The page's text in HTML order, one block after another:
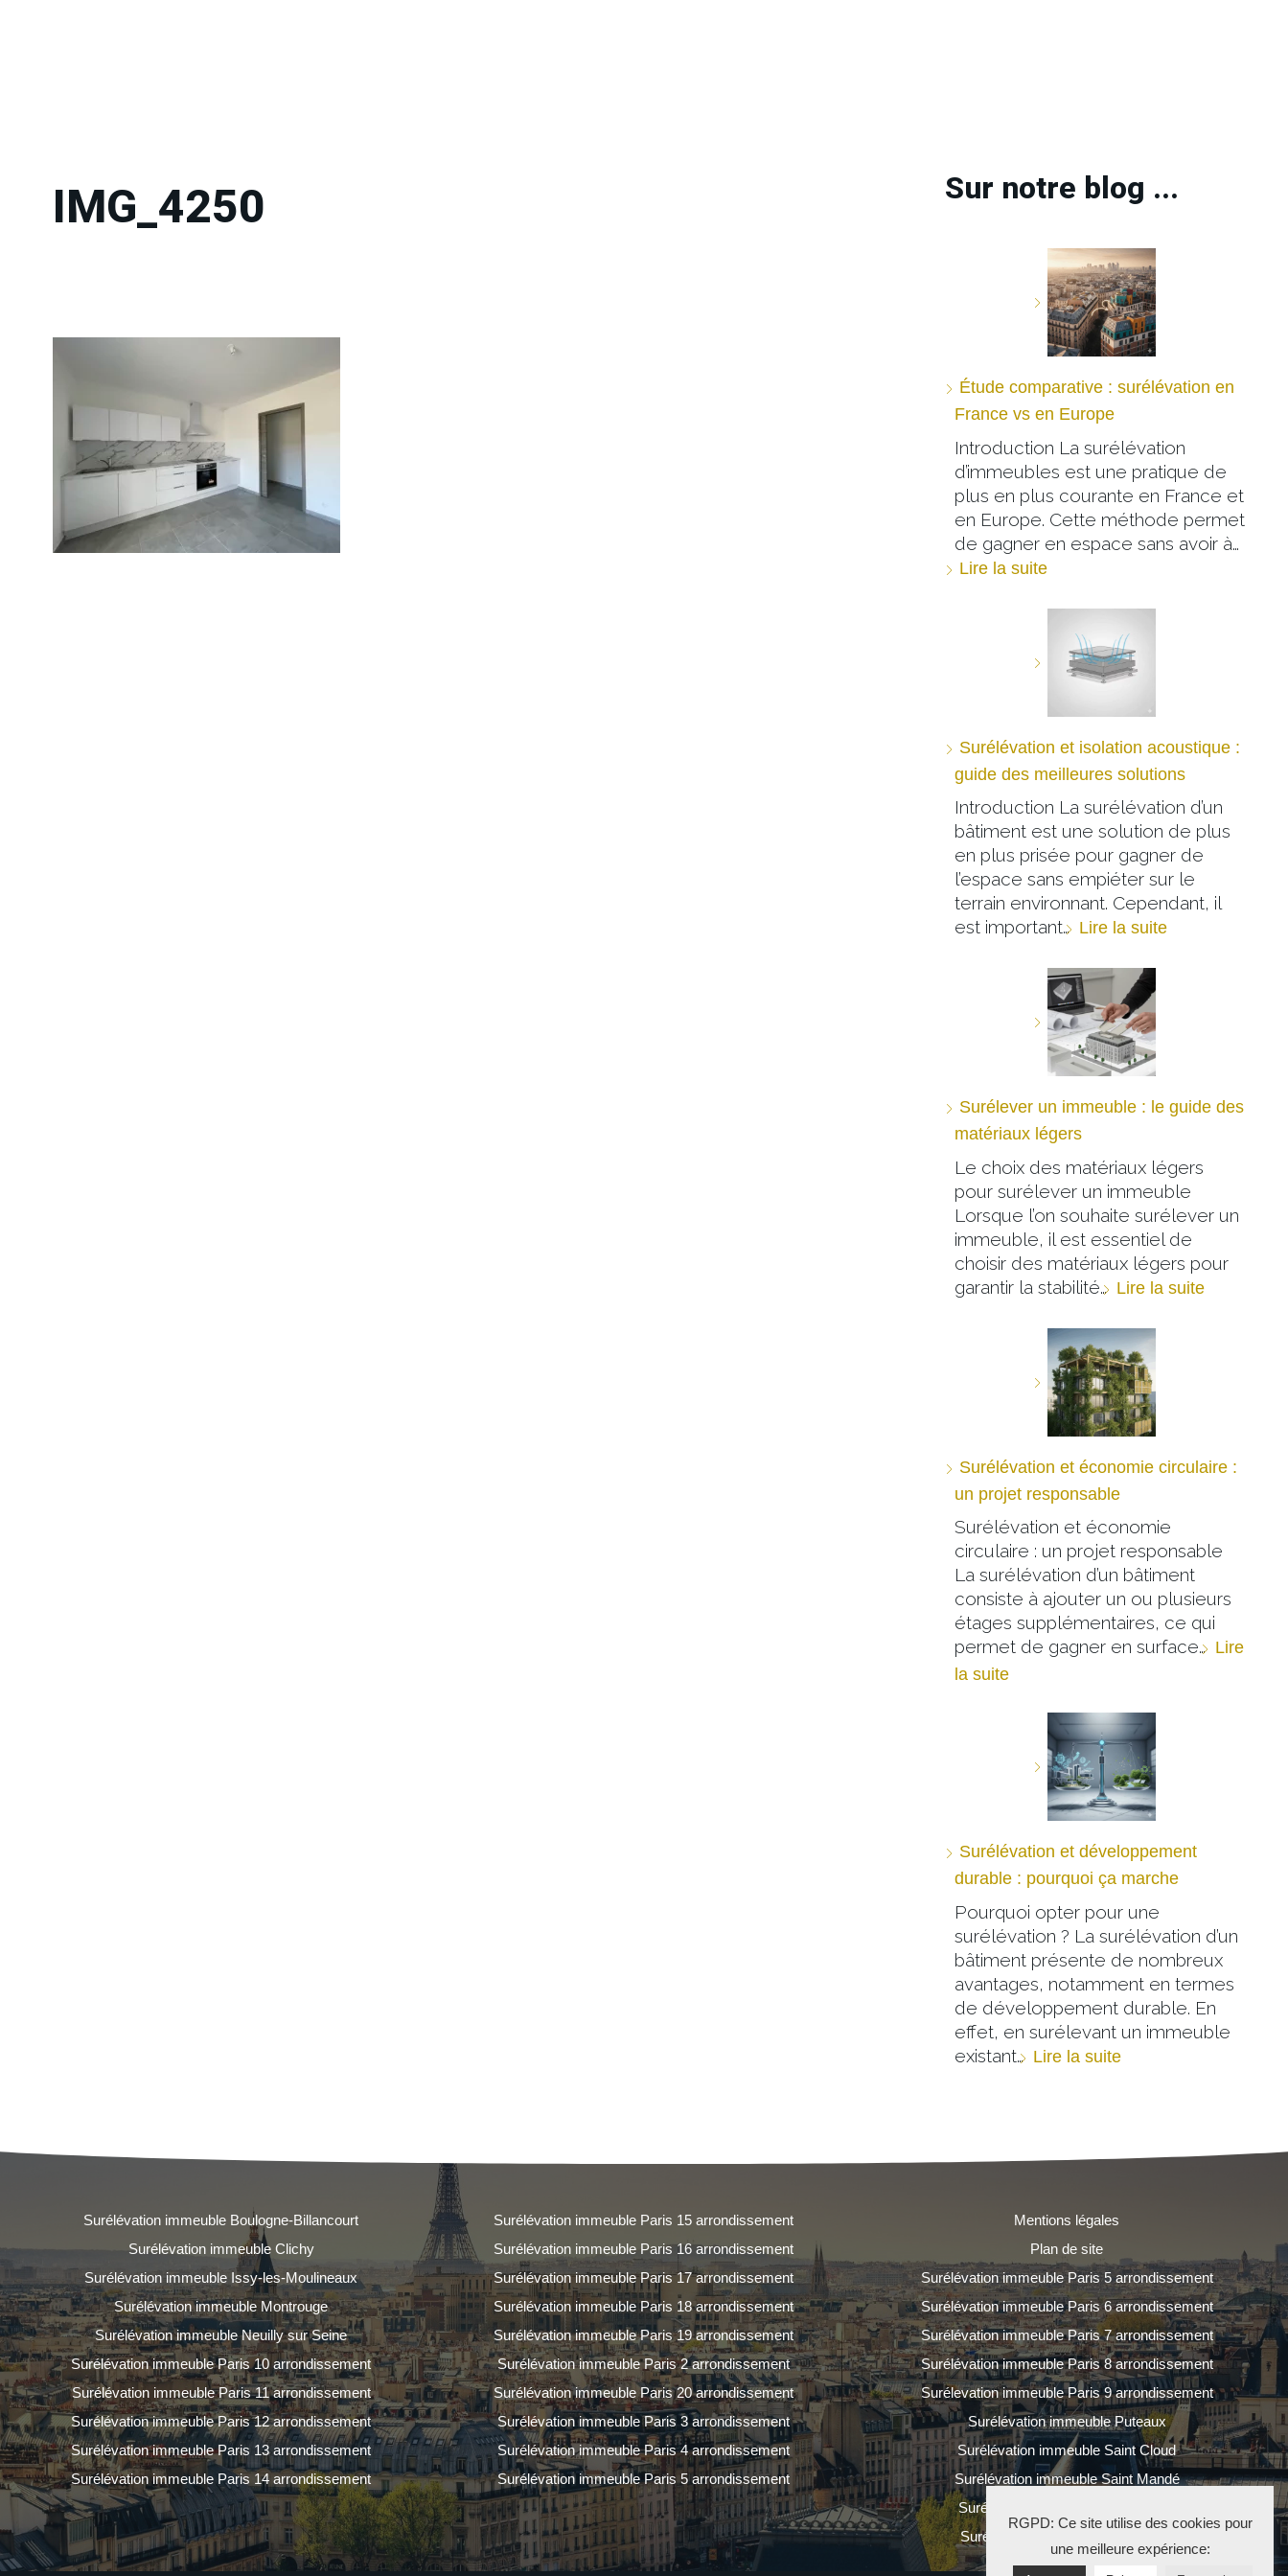
IMG_4250 Sur notre blog ...
Étude comparative : surélévation en
France vs en Europe
Introduction La surélévation
d’immeubles est une pratique de
plus en plus courante en France et
en Europe. Cette méthode permet
de gagner en espace sans avoir à…
Lire la suite
Surélévation et isolation acoustique :
guide des meilleures solutions
Introduction La surélévation d’un
bâtiment est une solution de plus
en plus prisée pour gagner de
l’espace sans empiéter sur le
terrain environnant. Cependant, il
est important… Lire la suite
Surélever un immeuble : le guide des
matériaux légers
Le choix des matériaux légers
pour surélever un immeuble
Lorsque l’on souhaite surélever un
immeuble, il est essentiel de
choisir des matériaux légers pour
garantir la stabilité… Lire la suite
Surélévation et économie circulaire :
un projet responsable
Surélévation et économie
circulaire : un projet responsable
La surélévation d’un bâtiment
consiste à ajouter un ou plusieurs
étages supplémentaires, ce qui
permet de gagner en surface… Lire
la suite
Surélévation et développement
durable : pourquoi ça marche
Pourquoi opter pour une
surélévation ? La surélévation d’un
bâtiment présente de nombreux
avantages, notamment en termes
de développement durable. En
effet, en surélevant un immeuble
existant… Lire la suite
Surélévation immeuble Boulogne-Billancourt
Surélévation immeuble Clichy
Surélévation immeuble Issy-les-Moulineaux
Surélévation immeuble Montrouge
Surélévation immeuble Neuilly sur Seine
Surélévation immeuble Paris 10 arrondissement
Surélévation immeuble Paris 11 arrondissement
Surélévation immeuble Paris 12 arrondissement
Surélévation immeuble Paris 13 arrondissement
Surélévation immeuble Paris 14 arrondissement
Surélévation immeuble Paris 15 arrondissement
Surélévation immeuble Paris 16 arrondissement
Surélévation immeuble Paris 17 arrondissement
Surélévation immeuble Paris 18 arrondissement
Surélévation immeuble Paris 19 arrondissement
Surélévation immeuble Paris 2 arrondissement
Surélévation immeuble Paris 20 arrondissement
Surélévation immeuble Paris 3 arrondissement
Surélévation immeuble Paris 4 arrondissement
Surélévation immeuble Paris 5 arrondissement
Mentions légales
Plan de site
Surélévation immeuble Paris 5 arrondissement
Surélévation immeuble Paris 6 arrondissement
Surélévation immeuble Paris 7 arrondissement
Surélévation immeuble Paris 8 arrondissement
Surélevation immeuble Paris 9 arrondissement
Surélévation immeuble Puteaux
Surélévation immeuble Saint Cloud
Surélévation immeuble Saint Mandé
Surélévation immeuble Saint Ouen
Surélévation immeuble Vincennes
RGPD: Ce site utilise des cookies pour
une meilleure expérience: